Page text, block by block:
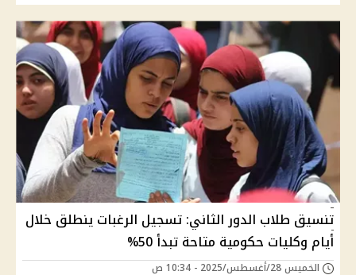
تنسيق طلاب الدور الثاني: تسجيل الرغبات ينطلق خلال
أيام وكليات حكومية متاحة تبدأ 50%
الخميس 28/أغسطس/2025 - 10:34 ص